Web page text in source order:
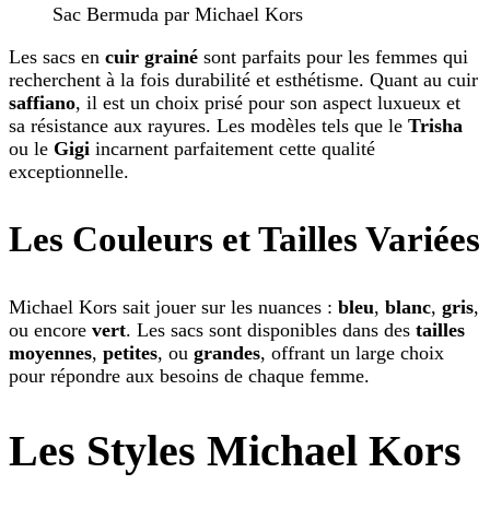
Sac Bermuda par Michael Kors
Les sacs en cuir grainé sont parfaits pour les femmes qui
recherchent à la fois durabilité et esthétisme. Quant au cuir
saffiano, il est un choix prisé pour son aspect luxueux et
sa résistance aux rayures. Les modèles tels que le Trisha
ou le Gigi incarnent parfaitement cette qualité
exceptionnelle.
Les Couleurs et Tailles Variées
Michael Kors sait jouer sur les nuances : bleu, blanc, gris,
ou encore vert. Les sacs sont disponibles dans des tailles
moyennes, petites, ou grandes, offrant un large choix
pour répondre aux besoins de chaque femme.
Les Styles Michael Kors